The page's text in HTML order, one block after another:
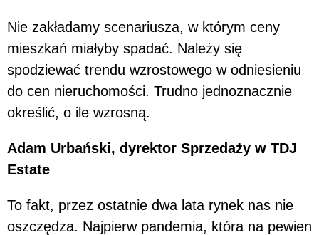
Nie zakładamy scenariusza, w którym ceny
mieszkań miałyby spadać. Należy się
spodziewać trendu wzrostowego w odniesieniu
do cen nieruchomości. Trudno jednoznacznie
określić, o ile wzrosną.
Adam Urbański, dyrektor Sprzedaży w TDJ
Estate
To fakt, przez ostatnie dwa lata rynek nas nie
oszczędza. Najpierw pandemia, która na pewien